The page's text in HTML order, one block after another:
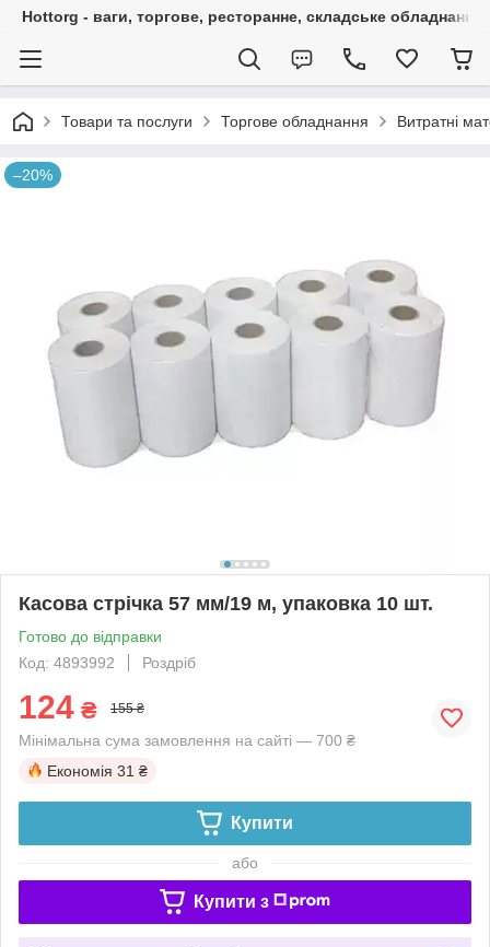
Hottorg - ваги, торгове, ресторанне, складське обладнання
Товари та послуги Торгове обладнання Витратні
–20%
Касова стрічка 57 мм/19 м, упаковка 10 шт.
Готово до відправки
Код: 4893992
Роздріб
124 ₴ 155 ₴
Мінімальна сума замовлення на сайті — 700 ₴
Економія 31 ₴
Купити
або
Купити з